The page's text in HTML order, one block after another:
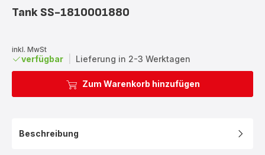
Tank SS-1810001880
inkl. MwSt
verfügbar Lieferung in 2-3 Werktagen
Zum Warenkorb hinzufügen
Beschreibung